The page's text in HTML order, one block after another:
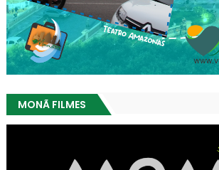
MONÃ FILMES